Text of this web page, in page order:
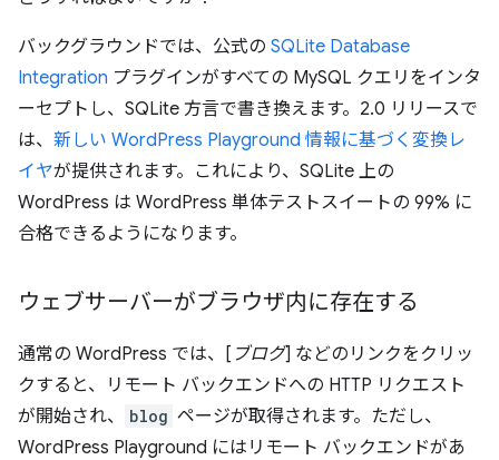
バックグラウンドでは、公式の SQLite Database
Integration プラグインがすべての MySQL クエリをインタ
ーセプトし、SQLite 方言で書き換えます。2.0 リリースで
は、 新しい WordPress Playground 情報に基づく変換レ
イヤが提供されます。これにより、SQLite 上の
WordPress は WordPress 単体テストスイートの 99% に
合格できるようになります。
ウェブサーバーがブラウザ内に存在する
通常の WordPress では、[ ブログ] などのリンクをクリッ
クすると、リモート バックエンドへの HTTP リクエスト
が開始され、
blog ページが取得されます。ただし、
WordPress Playground にはリモート バックエンドがあ